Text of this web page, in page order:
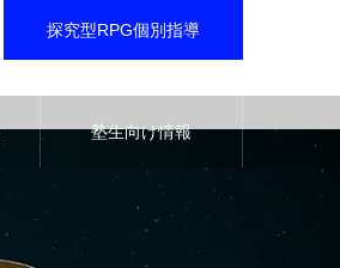
探究型RPG個別指導
塾生向け情報